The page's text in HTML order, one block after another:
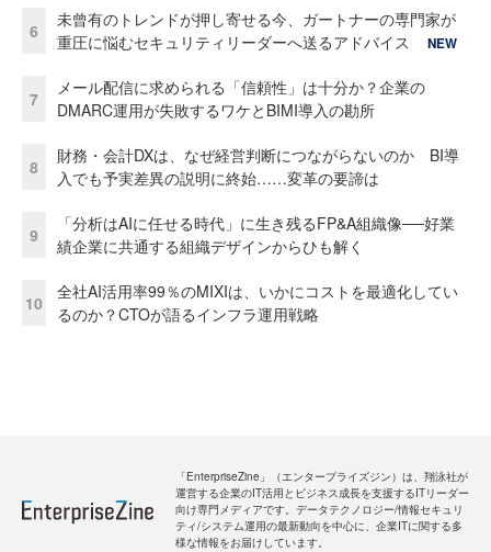
6
未曾有のトレンドが押し寄せる今、ガートナーの専門家が
重圧に悩むセキュリティリーダーへ送るアドバイス
NEW
7
メール配信に求められる「信頼性」は十分か？企業の
DMARC運用が失敗するワケとBIMI導入の勘所
8
財務・会計DXは、なぜ経営判断につながらないのか BI導
入でも予実差異の説明に終始……変革の要諦は
9
「分析はAIに任せる時代」に生き残るFP&A組織像──好業
績企業に共通する組織デザインからひも解く
10
全社AI活用率99％のMIXIは、いかにコストを最適化してい
るのか？CTOが語るインフラ運用戦略
「EnterpriseZine」（エンタープライズジン）は、翔泳社が
運営する企業のIT活用とビジネス成長を支援するITリーダー
向け専門メディアです。データテクノロジー/情報セキュリ
ティ/システム運用の最新動向を中心に、企業ITに関する多
様な情報をお届けしています。